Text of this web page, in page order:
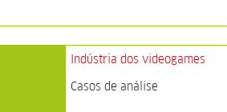
Indústria dos videogames
Casos de análise